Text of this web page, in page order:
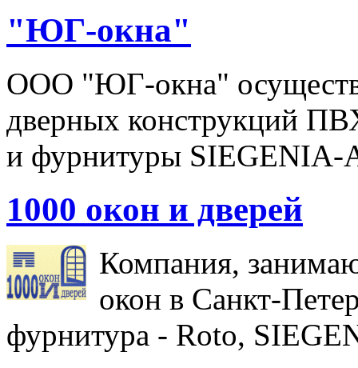
"ЮГ-окна"
ООО "ЮГ-окна"
дверных конструкций
и фурнитуры SIEGENIA-
1000 окон и дверей
Компания,
окон в Санкт-
фурнитура - Roto,